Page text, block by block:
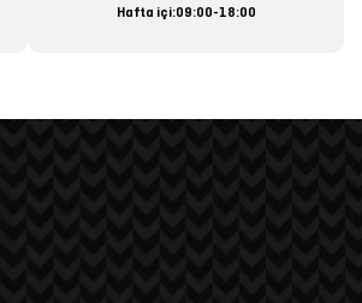
Hafta içi:09:00-18:00